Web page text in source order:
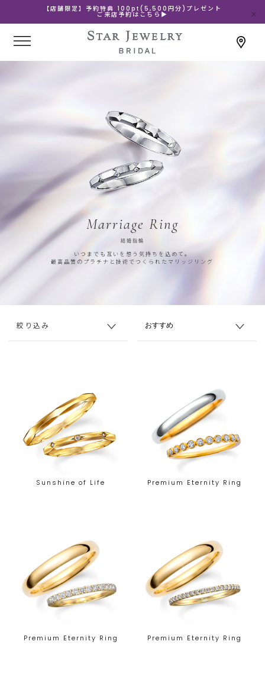
【店舗限定】予約特典 100pt(5,500円分)プレゼント
ご来店予約はこちら▶
Marriage Ring
結婚指輪
いつまでも互いを想う気持ちを込めて。
最高品質のプラチナと技術でつくられたマリッジリング
絞り込み
Sunshine of Life Premium Eternity Ring
Premium Eternity Ring Premium Eternity Ring